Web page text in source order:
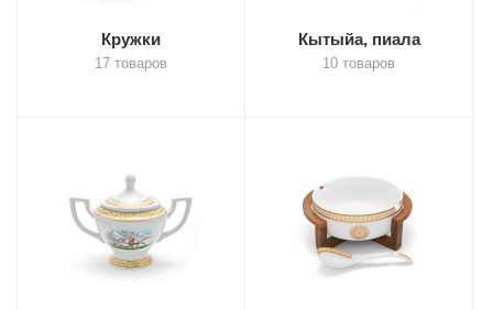
Кружки
17 товаров
Кытыйа, пиала
10 товаров